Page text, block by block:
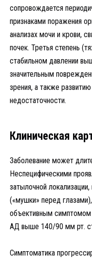
сопровождается
признаками поражения
анализах мочи и крови,
почек. Третья степень
стабильном давлении
значительным
зрения, а также
недостаточности.
Клиническая
Заболевание может
Неспецифическими
затылочной
(«мушки» перед
объективным симптомом
АД выше 140/90 мм рт.
Симптоматика